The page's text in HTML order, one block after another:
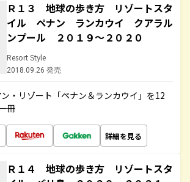
Ｒ１３ 地球の歩き方 リゾートスタ
イル ペナン ランカウイ クアラル
ンプール ２０１９～２０２０
Resort Style
2018.09.26 発売
・リゾート「ペナン＆ランカウイ」を12
冊
詳細を見る
Ｒ１４ 地球の歩き方 リゾートスタ